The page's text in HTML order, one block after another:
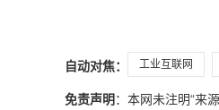
自动对焦： 工业互联网
免责声明 ：本网未注明“来